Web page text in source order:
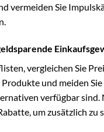
vermeiden Sie
vergleichen Sie
und meiden
verfügbar sind.
um zusätzlich zu